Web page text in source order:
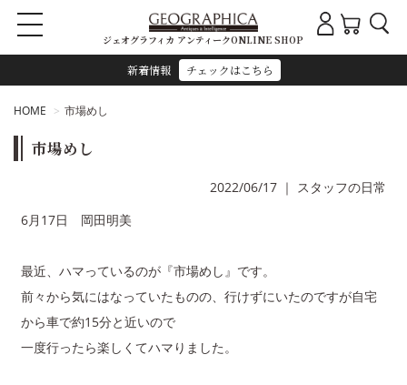
新着情報 チェックはこちら
ジェオグラフィカ アンティークONLINE SHOP
HOME 市場めし
市場めし
2022/06/17 ｜ スタッフの日常
6月17日 岡田明美
最近、ハマっているのが『市場めし』です。
前々から気にはなっていたものの、行けずにいたのですが自宅
から車で約15分と近いので
一度行ったら楽しくてハマりました。